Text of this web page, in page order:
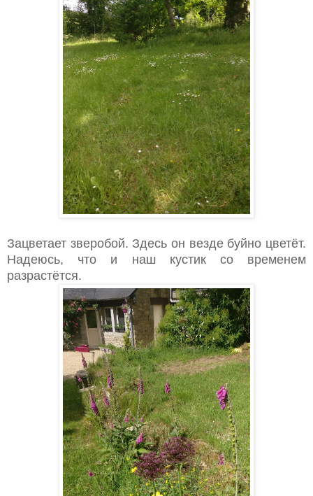
Зацветает зверобой. Здесь он везде буйно цветёт.
Надеюсь, что и наш кустик со временем
разрастётся.